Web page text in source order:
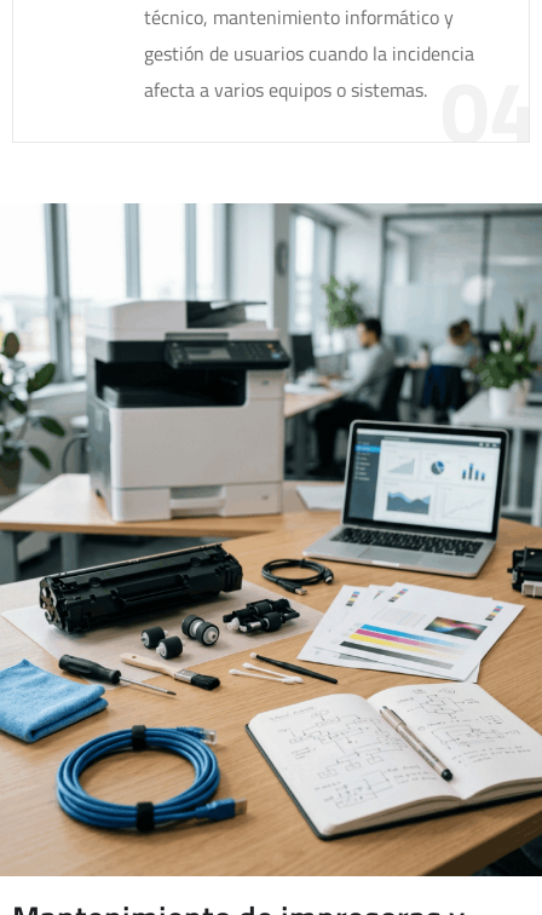
04
técnico, mantenimiento informático y
gestión de usuarios cuando la incidencia
afecta a varios equipos o sistemas.